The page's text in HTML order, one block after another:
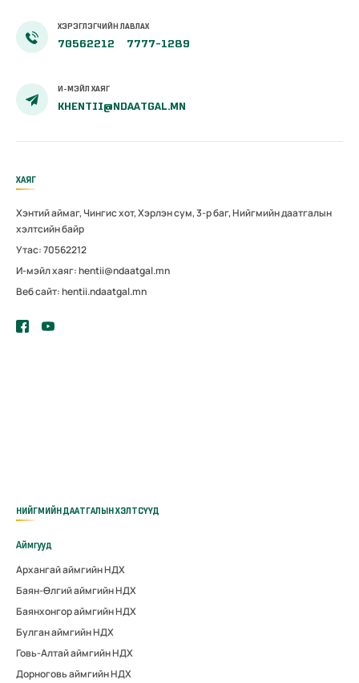
ХЭРЭГЛЭГЧИЙН ЛАВЛАХ
70562212 7777-1289
И-МЭЙЛ ХАЯГ
KHENTII@NDAATGAL.MN
ХАЯГ
Хэнтий аймаг, Чингис хот, Хэрлэн сум, 3-р баг, Нийгмийн даатгалын
хэлтсийн байр
Утас: 70562212
И-мэйл хаяг: hentii@ndaatgal.mn
Веб сайт: hentii.ndaatgal.mn
НИЙГМИЙН ДААТГАЛЫН ХЭЛТСҮҮД
Аймгууд
Архангай аймгийн НДХ
Баян-Өлгий аймгийн НДХ
Баянхонгор аймгийн НДХ
Булган аймгийн НДХ
Говь-Алтай аймгийн НДХ
Дорноговь аймгийн НДХ